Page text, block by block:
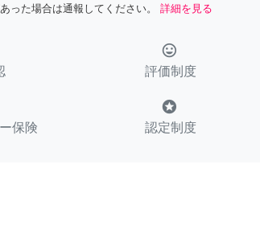
った場合は通報してください。
詳細を見る
tag_faces
評価制度
保険
stars
認定制度